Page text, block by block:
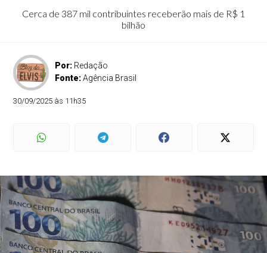
Cerca de 387 mil contribuintes receberão mais de R$ 1
bilhão
Por: Redação
Fonte:Agência Brasil
30/09/2025 às 11h35